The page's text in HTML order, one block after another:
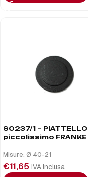
S0237/1 – PIATTELLO
piccolissimo FRANKE
Misure: Ø 40-21
€11,65 IVA inclusa